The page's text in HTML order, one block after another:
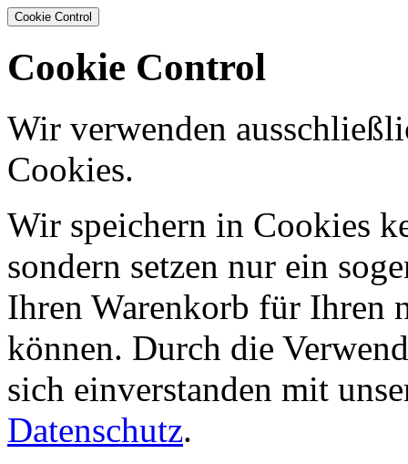
Cookie Control
Cookie Control
Wir verwenden
Cookies.
Wir speichern in Cookies
sondern setzen nur ein
Ihren Warenkorb für Ihren
können. Durch die
sich einverstanden mit
Datenschutz.